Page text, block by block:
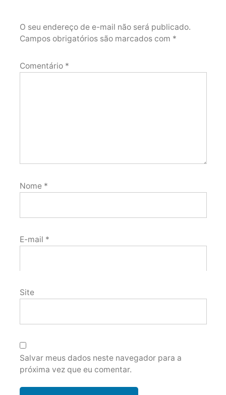
O seu endereço de e-mail não será publicado.
Campos obrigatórios são marcados com *
Comentário *
Nome *
E-mail *
Site
Salvar meus dados neste navegador para a
próxima vez que eu comentar.